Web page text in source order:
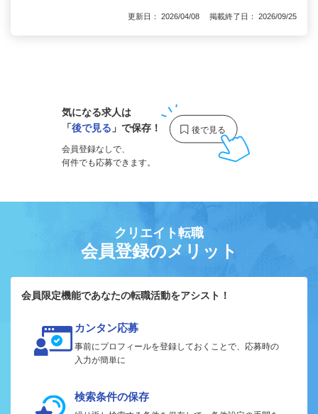
更新日： 2026/04/08 掲載終了日： 2026/09/25
気になる求人は
「後で見る 」で保存！
会員登録なしで、
何件でも応募できます。
クリエイト転職
会員登録のメリット
会員限定機能であなたの転職活動をアシスト！
カンタン応募
事前にプロフィールを登録しておくことで、応募時の
入力が簡単に
検索条件の保存